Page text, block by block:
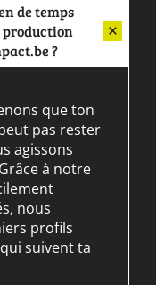
de temps
?
que ton
pas rester
agissons
à notre
nous
profils
suivent ta